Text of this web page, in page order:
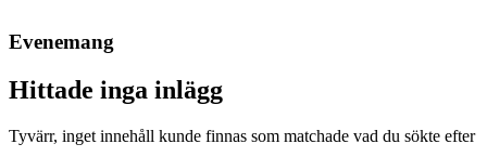
Evenemang
Hittade inga inlägg
Tyvärr, inget innehåll kunde finnas som matchade vad du sökte efter